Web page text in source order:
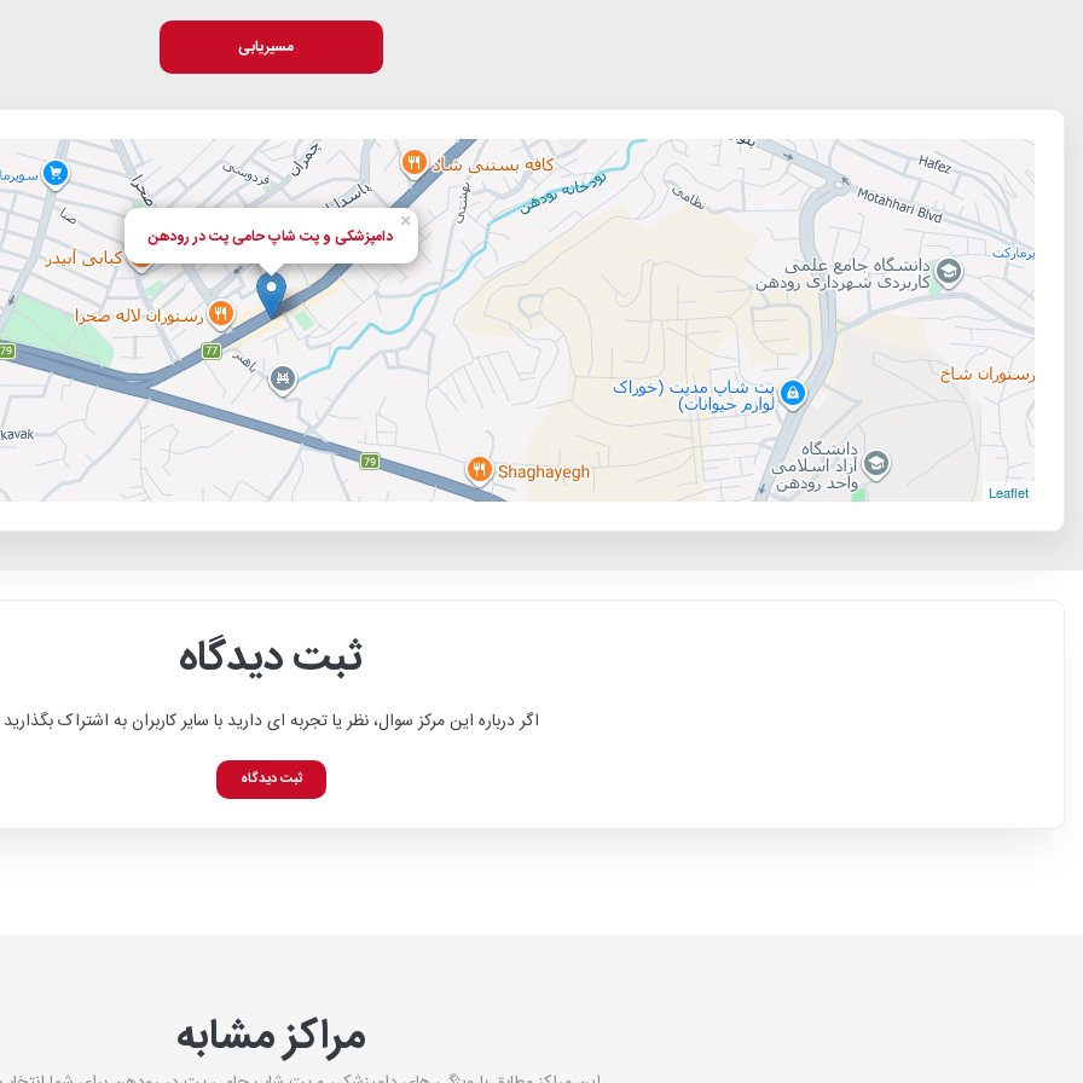
مسیریابی
دامپزشکی و پت شاپ حامی پت در رودهن
×
Leaflet
ثبت دیدگاه
اگر درباره این مرکز سوال، نظر یا تجربه ای دارید با سایر کاربران به اشتراک بگذارید
ثبت دیدگاه
مراکز مشابه